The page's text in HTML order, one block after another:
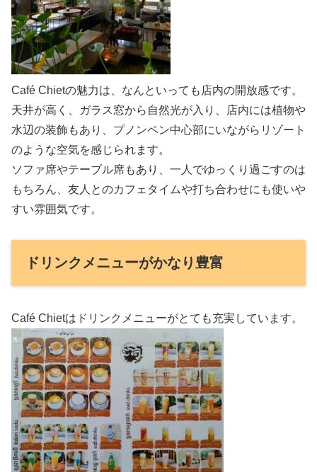
Café Chietの魅力は、なんといっても店内の開放感です。
天井が高く、ガラス窓から自然光が入り、店内には植物や
水辺の装飾もあり、プノンペン中心部にいながらリゾート
のような空気を感じられます。
ソファ席やテーブル席もあり、一人でゆっくり過ごすのは
もちろん、友人とのカフェタイムや打ち合わせにも使いや
すい雰囲気です。
ドリンクメニューがかなり豊富
Café Chietはドリンクメニューがとても充実しています。